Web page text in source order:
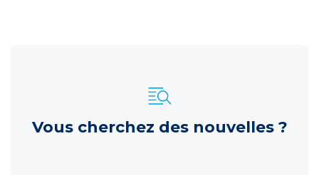
Vous cherchez des nouvelles ?